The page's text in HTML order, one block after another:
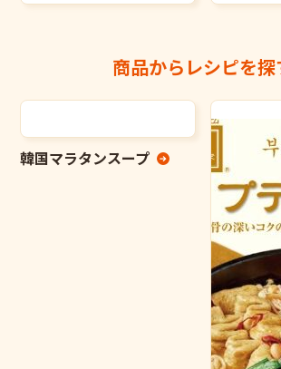
商品からレシピを探
韓国マラタンスープ